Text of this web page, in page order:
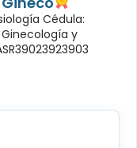
Cédula:
y